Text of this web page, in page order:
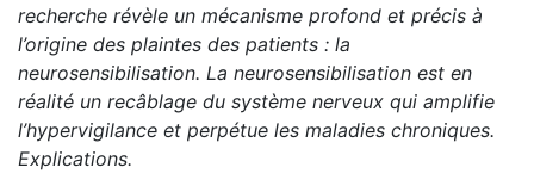
recherche révèle un mécanisme profond et précis à
l’origine des plaintes des patients : la
neurosensibilisation. La neurosensibilisation est en
réalité un recâblage du système nerveux qui amplifie
l’hypervigilance et perpétue les maladies chroniques.
Explications.